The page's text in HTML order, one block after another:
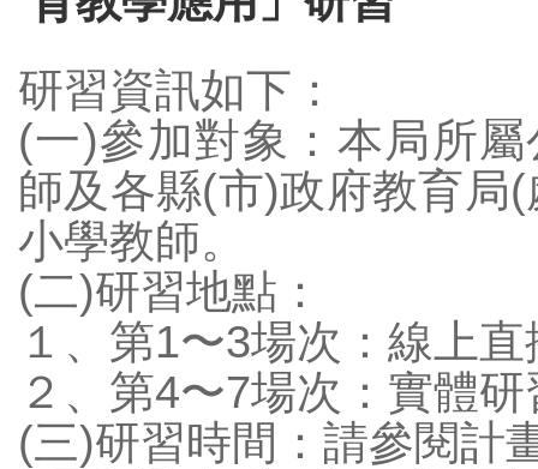
交通安全網站
課程計畫
文德健康促進網
文德國小環境教育網
志願服務紀錄冊
校外人士協助教學活動
學生申訴再申訴專區
高雄校園通APP
網路直通車
研習資訊如下：
(一)參加對象：本局所
師及各縣(市)政府教育局
小學教師。
(二)研習地點：
１、第1〜3場次：線上
２、第4〜7場次：實體研
(三)研習時間：請參閱計